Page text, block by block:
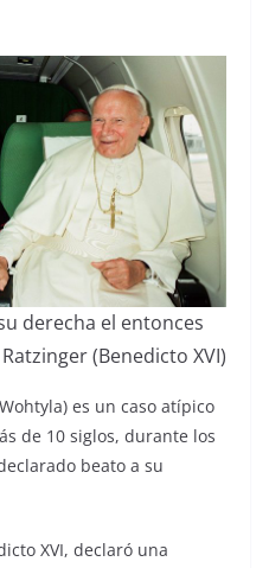
derecha el entonces
(Benedicto XVI)
es un caso atípico
de 10 siglos, durante los
beato a su
XVI, declaró una